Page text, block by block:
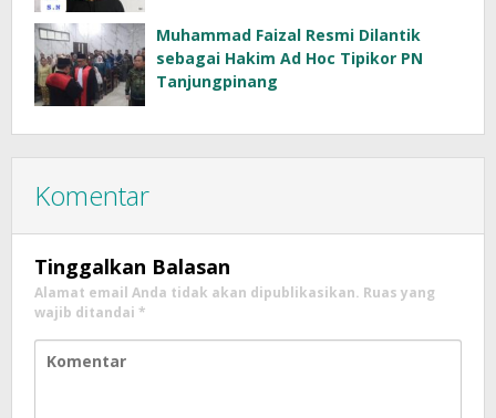
Muhammad Faizal Resmi Dilantik
sebagai Hakim Ad Hoc Tipikor PN
Tanjungpinang
Komentar
Tinggalkan Balasan
Alamat email Anda tidak akan dipublikasikan. Ruas yang
wajib ditandai *